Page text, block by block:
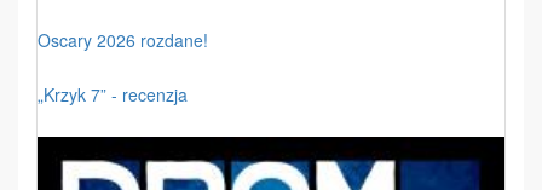
Oscary 2026 rozdane!
„Krzyk 7” - recenzja